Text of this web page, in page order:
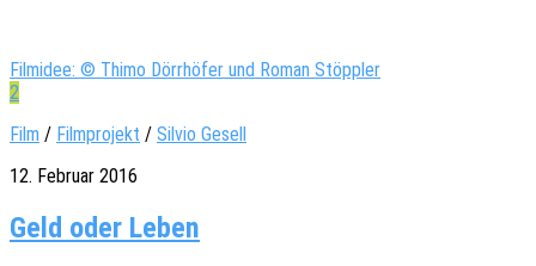
Filmidee: © Thimo Dörrhöfer und Roman Stöppler
2
Film / Filmprojekt / Silvio Gesell
12. Februar 2016
Geld oder Leben